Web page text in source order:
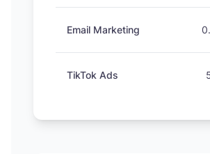
Email Marketing
TikTok Ads